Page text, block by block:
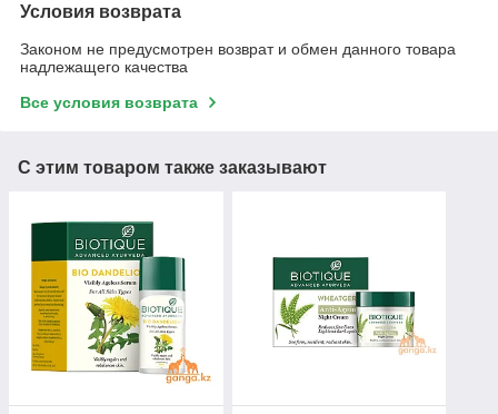
Условия возврата
Законом не предусмотрен возврат и обмен данного товара
надлежащего качества
Все условия возврата
С этим товаром также заказывают